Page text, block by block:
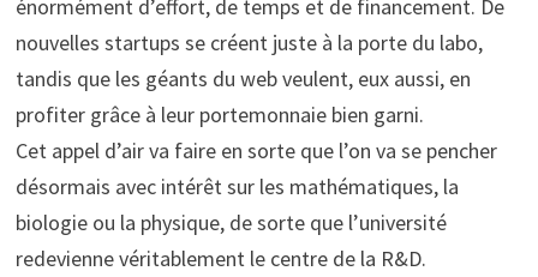
énormément d’effort, de temps et de financement. De
nouvelles startups se créent juste à la porte du labo,
tandis que les géants du web veulent, eux aussi, en
profiter grâce à leur portemonnaie bien garni.
Cet appel d’air va faire en sorte que l’on va se pencher
désormais avec intérêt sur les mathématiques, la
biologie ou la physique, de sorte que l’université
redevienne véritablement le centre de la R&D.